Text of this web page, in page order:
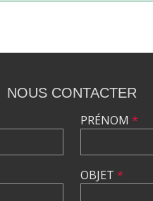
NOUS CONTACTER
PRÉNOM *
OBJET *